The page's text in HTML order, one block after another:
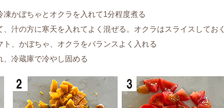
かぼちゃとオクラを入れて1分程度煮る
汁の方に寒天を入れてよく混ぜる。オクラはスライスしておく
ト、かぼちゃ、オクラをバランスよく入れる
、冷蔵庫で冷やし固める